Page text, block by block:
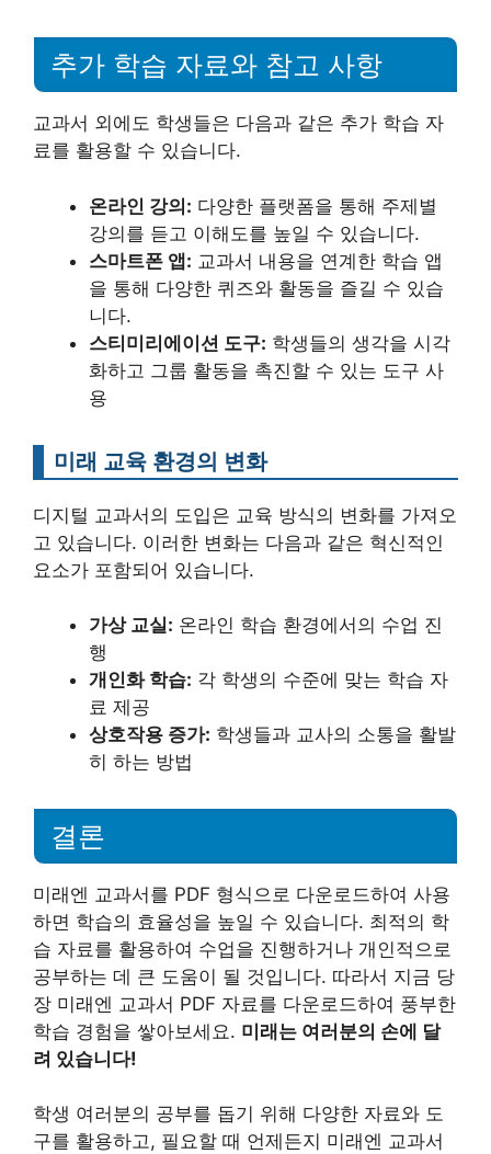
추가 학습 자료와 참고 사항
교과서 외에도 학생들은 다음과 같은 추가 학습 자
료를 활용할 수 있습니다.
온라인 강의: 다양한 플랫폼을 통해 주제별
강의를 듣고 이해도를 높일 수 있습니다.
스마트폰 앱: 교과서 내용을 연계한 학습 앱
을 통해 다양한 퀴즈와 활동을 즐길 수 있습
니다.
스티미리에이션 도구: 학생들의 생각을 시각
화하고 그룹 활동을 촉진할 수 있는 도구 사
용
미래 교육 환경의 변화
디지털 교과서의 도입은 교육 방식의 변화를 가져오
고 있습니다. 이러한 변화는 다음과 같은 혁신적인
요소가 포함되어 있습니다.
가상 교실: 온라인 학습 환경에서의 수업 진
행
개인화 학습: 각 학생의 수준에 맞는 학습 자
료 제공
상호작용 증가: 학생들과 교사의 소통을 활발
히 하는 방법
결론
미래엔 교과서를 PDF 형식으로 다운로드하여 사용
하면 학습의 효율성을 높일 수 있습니다. 최적의 학
습 자료를 활용하여 수업을 진행하거나 개인적으로
공부하는 데 큰 도움이 될 것입니다. 따라서 지금 당
장 미래엔 교과서 PDF 자료를 다운로드하여 풍부한
학습 경험을 쌓아보세요. 미래는 여러분의 손에 달
려 있습니다!
학생 여러분의 공부를 돕기 위해 다양한 자료와 도
구를 활용하고, 필요할 때 언제든지 미래엔 교과서